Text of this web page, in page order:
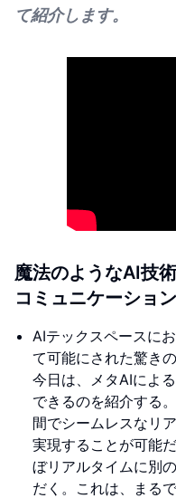
て紹介します。
魔法のようなAI技
コミュニケーション
AIテックスペースに
て可能にされた驚き
今日は、メタAIによ
できるのを紹介する
間でシームレスなリ
実現することが可能
ぼリアルタイムに別
だく。これは、まる